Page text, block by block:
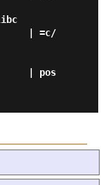
| =c/
| pos